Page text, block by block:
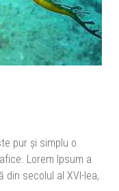
pur şi simplu o
Lorem Ipsum a
secolul al XVI-lea,